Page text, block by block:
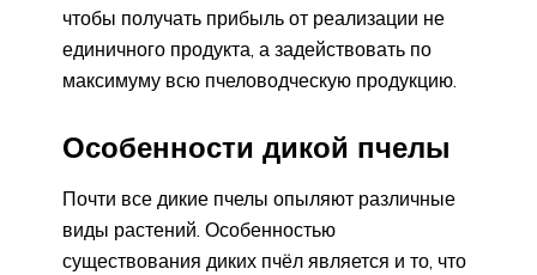
чтобы получать прибыль от реализации не
единичного продукта, а задействовать по
максимуму всю пчеловодческую продукцию.
Особенности дикой пчелы
Почти все дикие пчелы опыляют различные
виды растений. Особенностью
существования диких пчёл является и то, что